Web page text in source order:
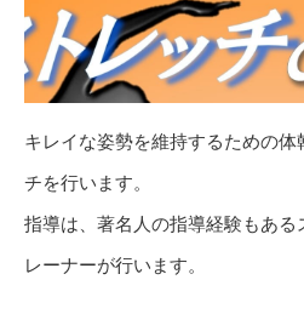
キレイな姿勢を維持するための
チを行います。
指導は、著名人の指導経験もある
レーナーが行います。